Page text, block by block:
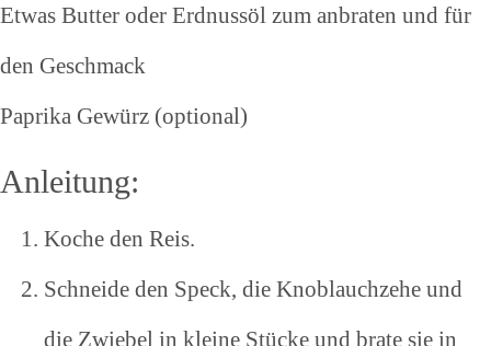
Etwas Butter oder Erdnussöl zum anbraten und für
den Geschmack
Paprika Gewürz (optional)
Anleitung:
Koche den Reis.
Schneide den Speck, die Knoblauchzehe und
die Zwiebel in kleine Stücke und brate sie in